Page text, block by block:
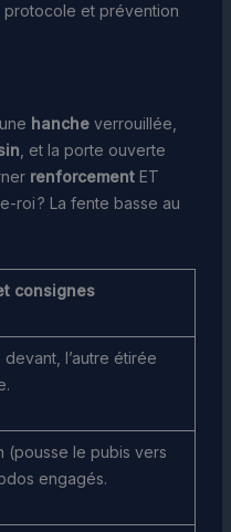
protocole et prévention
hancheverrouillée,
, et la porte ouverte
renforcementET
roi ? La fente basse au
consignes
l’autre étirée
(pousse le pubis vers
engagés.